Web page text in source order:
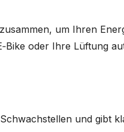
um Ihren
oder Ihre Lüftung
und gibt